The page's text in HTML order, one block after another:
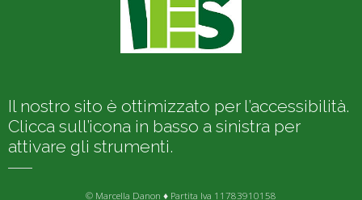
Il nostro sito è ottimizzato per l’accessibilità.
Clicca sull’icona in basso a sinistra per
attivare gli strumenti.
© Marcella Danon ♦ Partita Iva 11783910158